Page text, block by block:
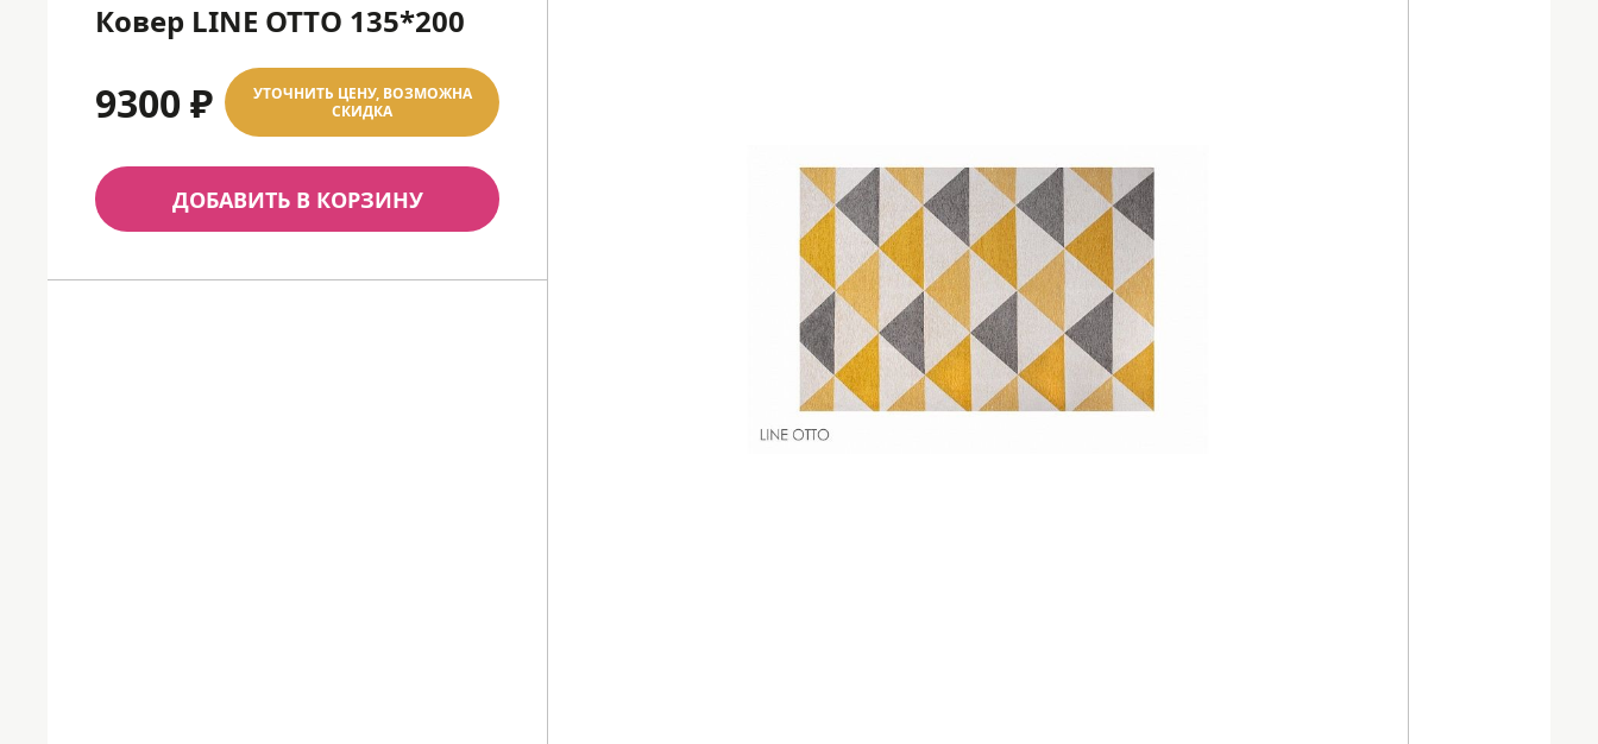
Ковер LINE OTTO 135*200
9300 ₽
УТОЧНИТЬ ЦЕНУ, ВОЗМОЖНА
СКИДКА
ДОБАВИТЬ В КОРЗИНУ